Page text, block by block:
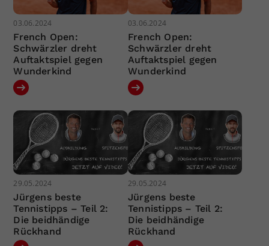
03.06.2024
French Open:
Schwärzler dreht
Auftaktspiel gegen
Wunderkind
03.06.2024
French Open:
Schwärzler dreht
Auftaktspiel gegen
Wunderkind
29.05.2024
Jürgens beste
Tennistipps – Teil 2:
Die beidhändige
Rückhand
29.05.2024
Jürgens beste
Tennistipps – Teil 2:
Die beidhändige
Rückhand